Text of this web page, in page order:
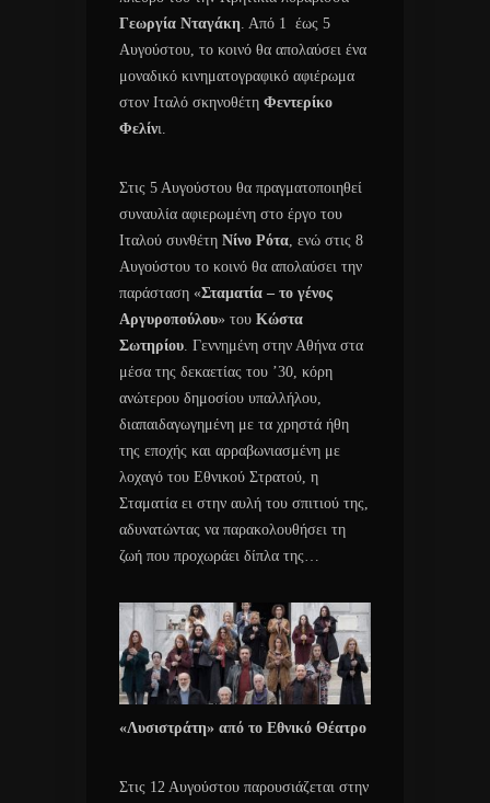
Γεωργία Νταγάκη. Από 1 έως 5
Αυγούστου, το κοινό θα απολαύσει ένα
μοναδικό κινηματογραφικό αφιέρωμα
στον Ιταλό σκηνοθέτη Φεντερίκο
Φελίνι.
Στις 5 Αυγούστου θα πραγματοποιηθεί
συναυλία αφιερωμένη στο έργο του
Ιταλού συνθέτη Νίνο Ρότα, ενώ στις 8
Αυγούστου το κοινό θα απολαύσει την
παράσταση «Σταματία – το γένος
Αργυροπούλου» του Κώστα
Σωτηρίου. Γεννημένη στην Αθήνα στα
μέσα της δεκαετίας του ’30, κόρη
ανώτερου δημοσίου υπαλλήλου,
διαπαιδαγωγημένη με τα χρηστά ήθη
της εποχής και αρραβωνιασμένη με
λοχαγό του Εθνικού Στρατού, η
Σταματία ει στην αυλή του σπιτιού της,
αδυνατώντας να παρακολουθήσει τη
ζωή που προχωράει δίπλα της…
«Λυσιστράτη» από το Εθνικό Θέατρο
Στις 12 Αυγούστου παρουσιάζεται στην